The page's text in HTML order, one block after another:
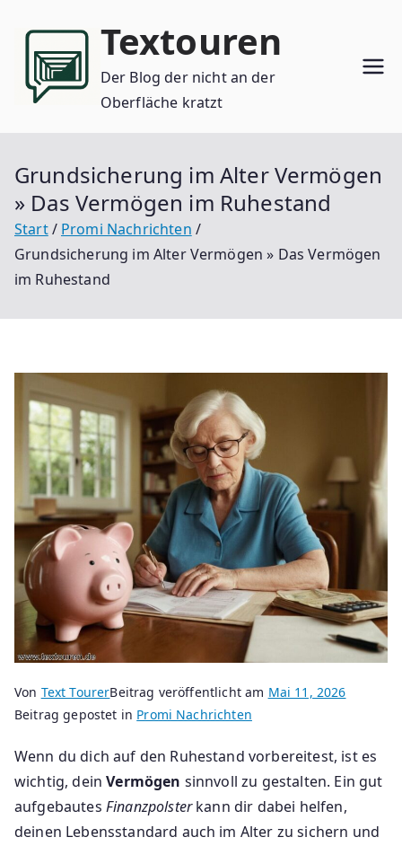
Inhalt
springen
Textouren
Der Blog der nicht an der
Oberfläche kratzt
Grundsicherung im Alter Vermögen
» Das Vermögen im Ruhestand
Start
Promi Nachrichten
Grundsicherung im Alter Vermögen » Das Vermögen
im Ruhestand
Von Text TourerBeitrag veröffentlicht am Mai 11, 2026
Beitrag gepostet in Promi Nachrichten
Wenn du dich auf den Ruhestand vorbereitest, ist es
wichtig, deinVermögen sinnvoll zu gestalten. Ein gut
aufgebautes Finanzpolsterkann dir dabei helfen,
deinen Lebensstandard auch im Alter zu sichern und